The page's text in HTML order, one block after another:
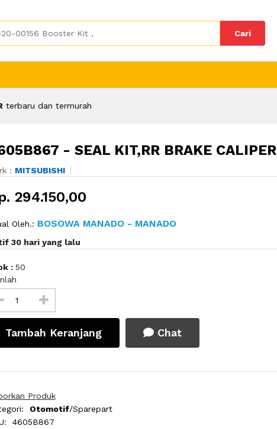
Cari
terbaru dan termurah
- SEAL KIT,RR BRAKE CALIPER
: MITSUBISHI
294.150,00
Oleh.: BOSOWA MANADO - MANADO
30 hari yang lalu
: 50
Tambah Keranjang Chat
Produk
Otomotif/Sparepart
4605B867